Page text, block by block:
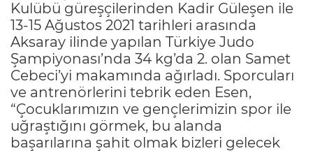
Kulübü güreşçilerinden Kadir Güleşen ile
13-15 Ağustos 2021 tarihleri arasında
Aksaray ilinde yapılan Türkiye Judo
Şampiyonası’nda 34 kg’da 2. olan Samet
Cebeci’yi makamında ağırladı. Sporcuları
ve antrenörlerini tebrik eden Esen,
“Çocuklarımızın ve gençlerimizin spor ile
uğraştığını görmek, bu alanda
başarılarına şahit olmak bizleri gelecek